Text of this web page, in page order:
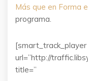
Más que en Forma
programa.
[smart_track_player
url=”http://
title=”